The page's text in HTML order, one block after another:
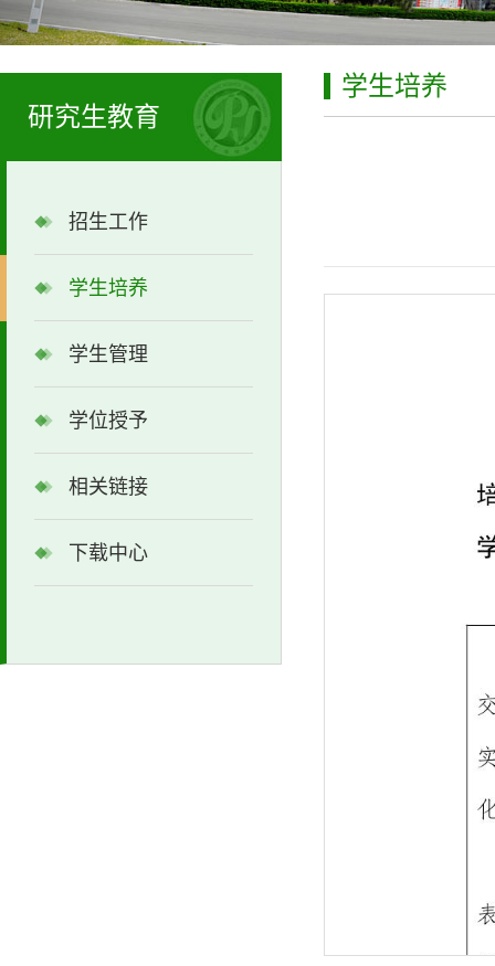
研究生教育
招生工作
学生培养
学生管理
学位授予
相关链接
下载中心
学生培养